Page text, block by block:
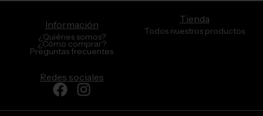
Información
¿Quiénes somos?
¿Cómo comprar?
Preguntas frecuentes
Redes sociales
Facebook
Instagram
Tienda
Todos nuestros productos